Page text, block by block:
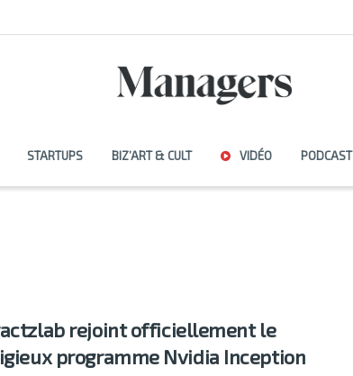
STARTUPS BIZ’ART & CULT VIDÉO PODCAST
rejoint officiellement le
programme Nvidia Inception